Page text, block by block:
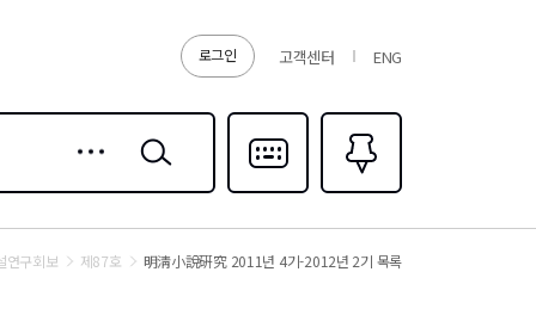
로그인 고객센터 ENG
검색
다국어입력
즐겨찾기0
연구회보 제87호 明淸小說硏究 2011년 4기-2012년 2기 목록